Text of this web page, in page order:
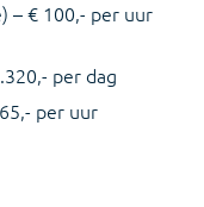
– € 100,- per uur
per dag
per uur